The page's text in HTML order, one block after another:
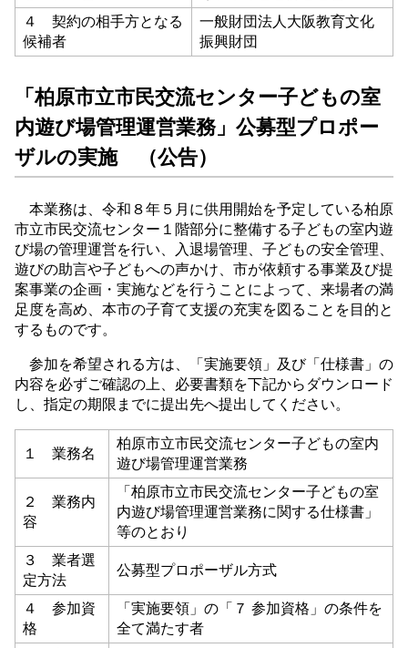
４ 契約の相手方となる
候補者
一般財団法人大阪教育文化
振興財団
「柏原市立市民交流センター子どもの室
内遊び場管理運営業務」公募型プロポー
ザルの実施 （公告）
本業務は、令和８年５月に供用開始を予定している柏原
市立市民交流センター１階部分に整備する子どもの室内遊
び場の管理運営を行い、入退場管理、子どもの安全管理、
遊びの助言や子どもへの声かけ、市が依頼する事業及び提
案事業の企画・実施などを行うことによって、来場者の満
足度を高め、本市の子育て支援の充実を図ることを目的と
するものです。
参加を希望される方は、「実施要領」及び「仕様書」の
内容を必ずご確認の上、必要書類を下記からダウンロード
し、指定の期限までに提出先へ提出してください。
１ 業務名
柏原市立市民交流センター子どもの室内
遊び場管理運営業務
２ 業務内
容
「柏原市立市民交流センター子どもの室
内遊び場管理運営業務に関する仕様書」
等のとおり
３ 業者選
定方法
公募型プロポーザル方式
４ 参加資
格
「実施要領」の「７ 参加資格」の条件を
全て満たす者